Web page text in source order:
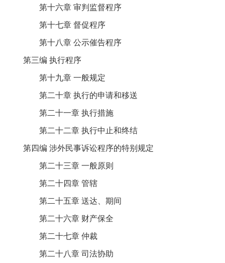
第十六章 审判监督程序
第十七章 督促程序
第十八章 公示催告程序
第三编 执行程序
第十九章 一般规定
第二十章 执行的申请和移送
第二十一章 执行措施
第二十二章 执行中止和终结
第四编 涉外民事诉讼程序的特别规定
第二十三章 一般原则
第二十四章 管辖
第二十五章 送达、期间
第二十六章 财产保全
第二十七章 仲裁
第二十八章 司法协助